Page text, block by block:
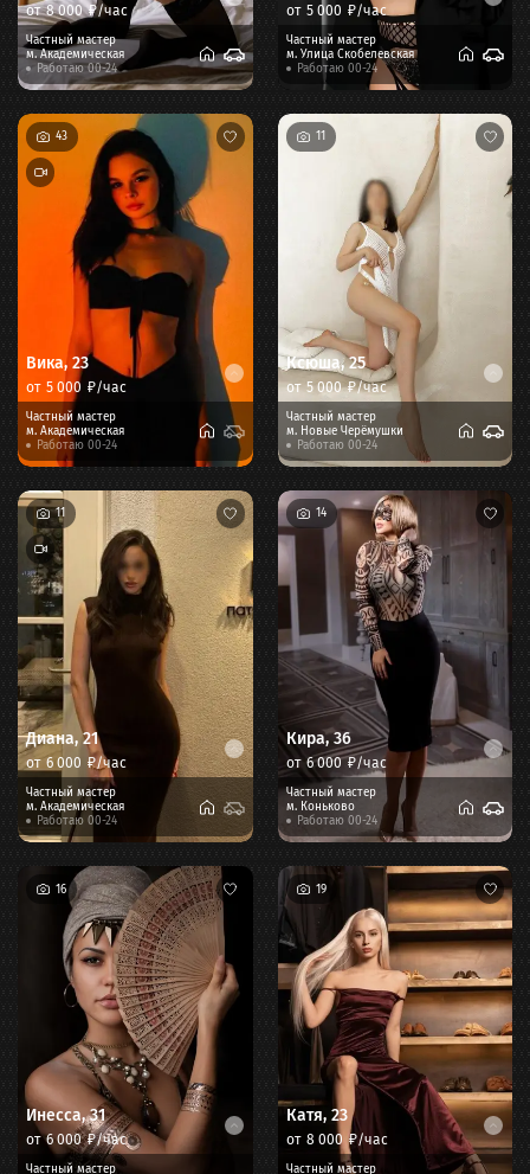
от8 000₽/час
Частный мастер
м.Академическая
Работаю 00-24
от 5 000 ₽/час
Частный мастер
м. Улица Скобелевская
Работаю 00-24
Вика, 23
от 5 000 ₽/час
Частный мастер
м. Академическая
Работаю 00-24
43
Ксюша,25
от5 000₽/час
Частный мастер
м. Новые Черёмушки
Работаю 00-24
11
Диана, 21
от 6 000 ₽/час
Частный мастер
м. Академическая
Работаю 00-24
11
Кира,36
от 6 000₽/час
Частный мастер
м. Коньково
Работаю 00-24
14
Инесса,31
от6 000₽/час
Частный мастер
16
Катя, 23
от 8 000 ₽/час
Частный мастер
19